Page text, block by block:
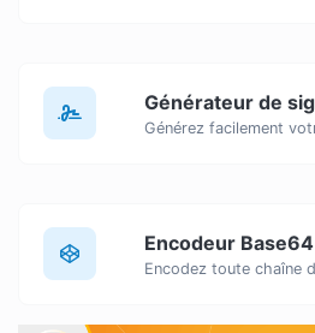
Encodeur Base64